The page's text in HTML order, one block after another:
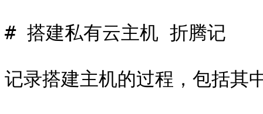
# 搭建私有云主机 折腾记
记录搭建主机的过程，包括其